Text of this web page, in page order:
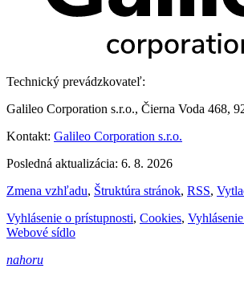
Technický prevádzkovateľ:
Galileo Corporation s.r.o., Čierna Voda 468,
Kontakt: Galileo Corporation s.r.o.
Posledná aktualizácia: 6. 8. 2026
Zmena vzhľadu, Štruktúra stránok, RSS,
Vyhlásenie o prístupnosti, Cookies,
Webové sídlo
nahoru